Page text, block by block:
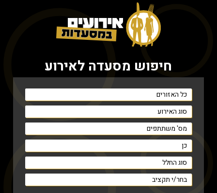
חיפוש מסעדה לאירוע